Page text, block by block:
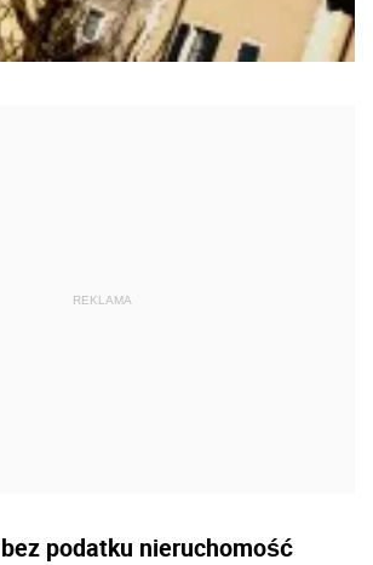
podatku nieruchomość